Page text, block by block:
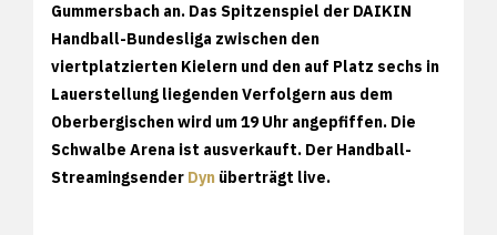
Gummersbach an. Das Spitzenspiel der DAIKIN
Handball-Bundesliga zwischen den
viertplatzierten Kielern und den auf Platz sechs in
Lauerstellung liegenden Verfolgern aus dem
Oberbergischen wird um 19 Uhr angepfiffen. Die
Schwalbe Arena ist ausverkauft. Der Handball-
Streamingsender Dyn überträgt live.